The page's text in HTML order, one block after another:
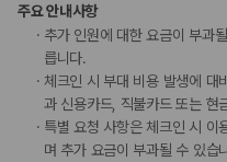
주요 안내사항
추가 인원에 대한 요금이 부과
릅니다.
체크인 시 부대 비용 발생에 대
과 신용카드, 직불카드 또는 현
특별 요청 사항은 체크인 시 이
며 추가 요금이 부과될 수 있습